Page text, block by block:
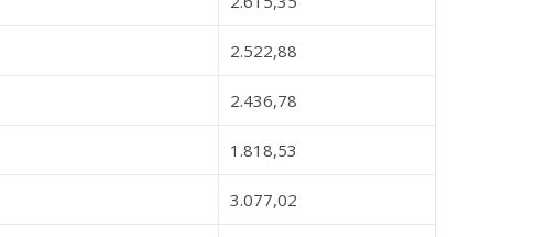
2.522,88
2.436,78
1.818,53
3.077,02